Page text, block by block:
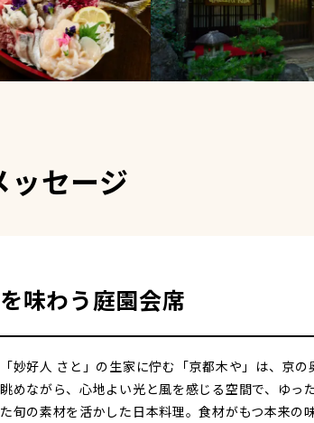
ッセージ
味わう庭園会席
妙好人 さと」の生家に佇む「京都木や」は、京
めながら、心地よい光と風を感じる空間で、ゆ
旬の素材を活かした日本料理。食材がもつ本来